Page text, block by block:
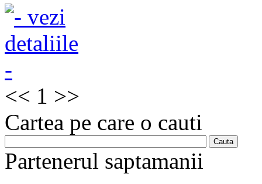
<< 1 >>
Cartea pe care o cauti
Partenerul saptamanii